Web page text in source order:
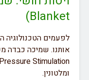
Blanket)
לפעמים
ומלטונין.